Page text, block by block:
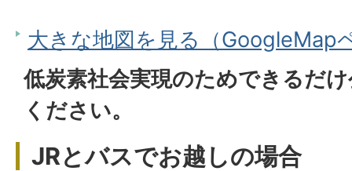
大きな地図を見る（GoogleMap
低炭素社会実現のためできるだ
ください。
JRとバスでお越しの場合